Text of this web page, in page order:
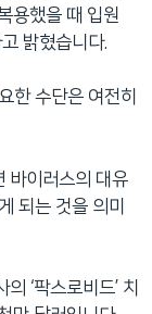
용했을 때 입원
밝혔습니다.
한 수단은 여전히
바이러스의 대유
되는 것을 의미
‘팍스로비드’ 치